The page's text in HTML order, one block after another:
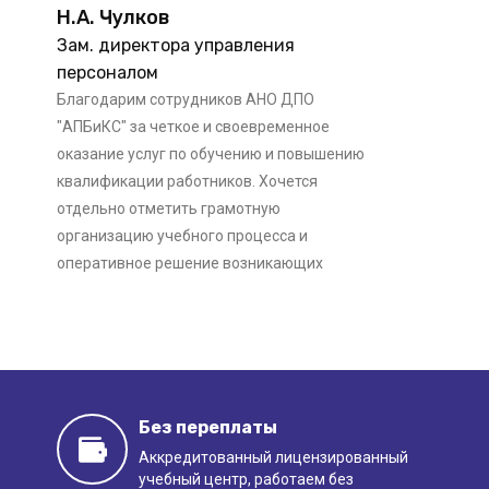
государственного образца.
Дополнительное образование
предоставляет широкие возможности для
получения новой, востребованной
профессии за короткий срок. Приглашаем
желающих пройти обучение по
профессиональной переподготовке с
выдачей диплома в АНО ДПО «АПБиКС».
Пройдите курсы в Москве или
на новые должности в организации и
успешное трудоустройство.
Н.А. Чулков
Зам. директора управления
персоналом
Благодарим сотрудников АНО ДПО
"АПБиКС" за четкое и своевременное
оказание услуг по обучению и повышению
квалификации работников. Хочется
отдельно отметить грамотную
организацию учебного процесса и
оперативное решение возникающих
М. И. Мачарашвили
Исполнительный директор
Без переплаты
Аккредитованный лицензированный
учебный центр, работаем без